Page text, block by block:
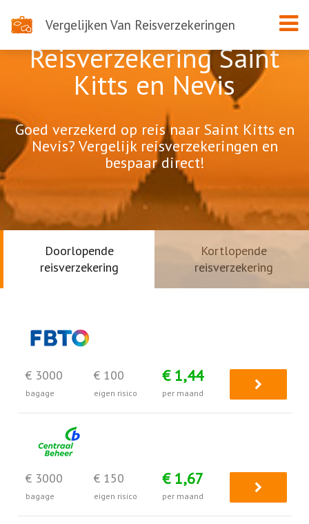
Vergelijken Van Reisverzekeringen
Reisverzekering Saint
Kitts en Nevis
Goed verzekerd op reis naar Saint Kitts en
Nevis? Vergelijk reisverzekeringen en
bespaar direct!
Doorlopende
reisverzekering
Kortlopende
reisverzekering
€ 3000
bagage
€ 100
eigen risico
€ 1,44
per maand
€ 3000
bagage
€ 150
eigen risico
€ 1,67
per maand